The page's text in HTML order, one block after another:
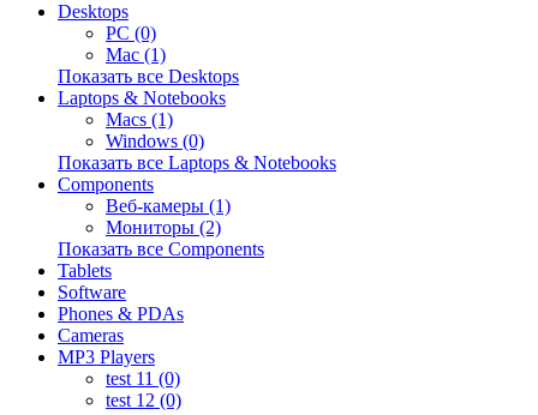
Desktops
PC (0)
Mac (1)
Показать все Desktops
Laptops & Notebooks
Macs (1)
Windows (0)
Показать все Laptops & Notebooks
Components
Веб-камеры (1)
Мониторы (2)
Показать все Components
Tablets
Software
Phones & PDAs
Cameras
MP3 Players
test 11 (0)
test 12 (0)